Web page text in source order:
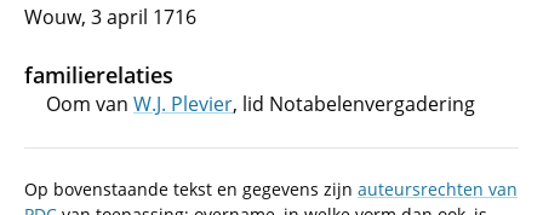
Wouw, 3 april 1716
familierelaties
Oom van W.J. Plevier, lid Notabelenvergadering
Op bovenstaande tekst en gegevens zijn auteursrechten van